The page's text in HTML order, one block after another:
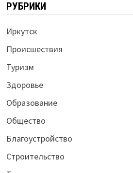
РУБРИКИ
Иркутск
Происшествия
Туризм
Здоровье
Образование
Общество
Благоустройство
Строительство